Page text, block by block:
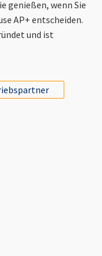
genießen, wenn Sie
AP+ entscheiden.
und ist